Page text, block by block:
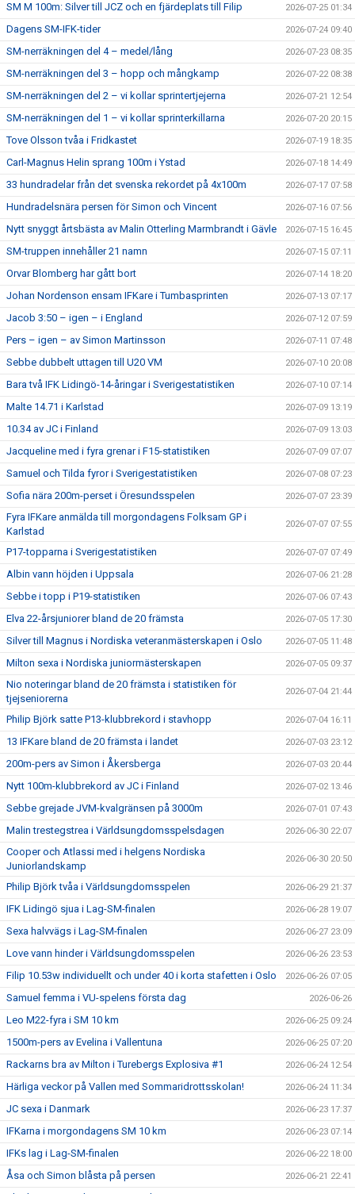
SM M 100m: Silver till JCZ och en fjärdeplats till Filip 2026-07-25 01:34
Dagens SM-IFK-tider 2026-07-24 09:40
SM-nerräkningen del 4 – medel/lång 2026-07-23 08:35
SM-nerräkningen del 3 – hopp och mångkamp 2026-07-22 08:38
SM-nerräkningen del 2 – vi kollar sprintertjejerna 2026-07-21 12:54
SM-nerräkningen del 1 – vi kollar sprinterkillarna 2026-07-20 20:15
Tove Olsson tvåa i Fridkastet 2026-07-19 18:35
Carl-Magnus Helin sprang 100m i Ystad 2026-07-18 14:49
33 hundradelar från det svenska rekordet på 4x100m 2026-07-17 07:58
Hundradelsnära persen för Simon och Vincent 2026-07-16 07:56
Nytt snyggt årtsbästa av Malin Otterling Marmbrandt i Gävle 2026-07-15 16:45
SM-truppen innehåller 21 namn 2026-07-15 07:11
Orvar Blomberg har gått bort 2026-07-14 18:20
Johan Nordenson ensam IFKare i Tumbasprinten 2026-07-13 07:17
Jacob 3:50 – igen – i England 2026-07-12 07:59
Pers – igen – av Simon Martinsson 2026-07-11 07:48
Sebbe dubbelt uttagen till U20 VM 2026-07-10 20:08
Bara två IFK Lidingö-14-åringar i Sverigestatistiken 2026-07-10 07:14
Malte 14.71 i Karlstad 2026-07-09 13:19
10.34 av JC i Finland 2026-07-09 13:03
Jacqueline med i fyra grenar i F15-statistiken 2026-07-09 07:07
Samuel och Tilda fyror i Sverigestatistiken 2026-07-08 07:23
Sofia nära 200m-perset i Öresundsspelen 2026-07-07 23:39
Fyra IFKare anmälda till morgondagens Folksam GP i
Karlstad
2026-07-07 07:55
P17-topparna i Sverigestatistiken 2026-07-07 07:49
Albin vann höjden i Uppsala 2026-07-06 21:28
Sebbe i topp i P19-statistiken 2026-07-06 07:43
Elva 22-årsjuniorer bland de 20 främsta 2026-07-05 17:30
Silver till Magnus i Nordiska veteranmästerskapen i Oslo 2026-07-05 11:48
Milton sexa i Nordiska juniormästerskapen 2026-07-05 09:37
Nio noteringar bland de 20 främsta i statistiken för
tjejseniorerna
2026-07-04 21:44
Philip Björk satte P13-klubbrekord i stavhopp 2026-07-04 16:11
13 IFKare bland de 20 främsta i landet 2026-07-03 23:12
200m-pers av Simon i Åkersberga 2026-07-03 20:44
Nytt 100m-klubbrekord av JC i Finland 2026-07-02 13:46
Sebbe grejade JVM-kvalgränsen på 3000m 2026-07-01 07:43
Malin trestegstrea i Världsungdomsspelsdagen 2026-06-30 22:07
Cooper och Atlassi med i helgens Nordiska
Juniorlandskamp
2026-06-30 20:50
Philip Björk tvåa i Världsungdomsspelen 2026-06-29 21:37
IFK Lidingö sjua i Lag-SM-finalen 2026-06-28 19:07
Sexa halvvägs i Lag-SM-finalen 2026-06-27 23:09
Love vann hinder i Världsungdomsspelen 2026-06-26 23:53
Filip 10.53w individuellt och under 40 i korta stafetten i Oslo 2026-06-26 07:05
Samuel femma i VU-spelens första dag 2026-06-26
Leo M22-fyra i SM 10 km 2026-06-25 09:24
1500m-pers av Evelina i Vallentuna 2026-06-25 07:20
Rackarns bra av Milton i Turebergs Explosiva #1 2026-06-24 12:54
Härliga veckor på Vallen med Sommaridrottsskolan! 2026-06-24 11:34
JC sexa i Danmark 2026-06-23 17:37
IFKarna i morgondagens SM 10 km 2026-06-23 07:14
IFKs lag i Lag-SM-finalen 2026-06-22 18:00
Åsa och Simon blåsta på persen 2026-06-21 22:41